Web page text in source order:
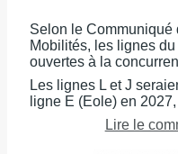
Selon le Communiqué
Mobilités, les lignes
ouvertes à la
Les lignes L et J
ligne E (Eole) en
Lire le